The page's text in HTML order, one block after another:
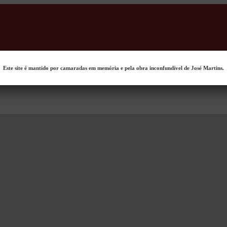
Este site é mantido por camaradas em memória e pela obra inconfundível de José Martins.